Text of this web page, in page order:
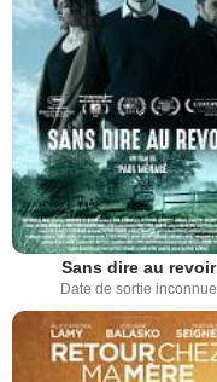
Sans dire au revoir
Date de sortie inconnue